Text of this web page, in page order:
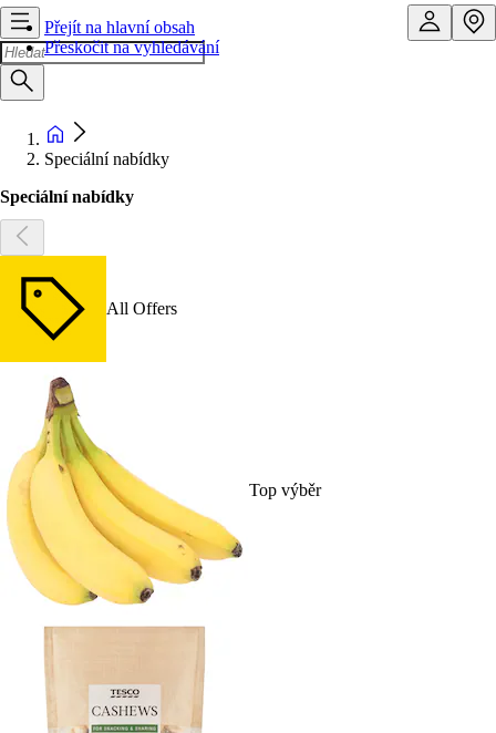
Přejít na hlavní obsah
Přeskočit na vyhledávání
Speciální nabídky
Speciální nabídky
All Offers
Top výběr